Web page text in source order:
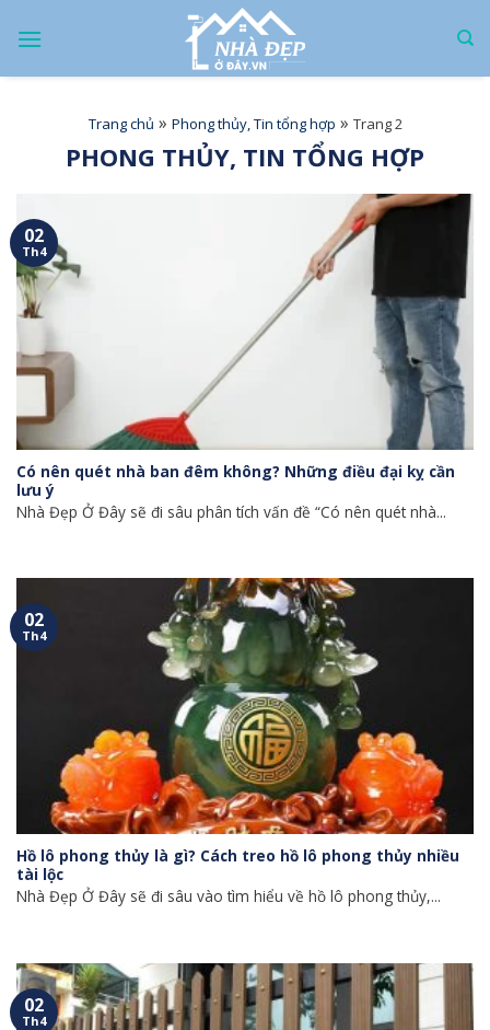
Trang chủ » Phong thủy, Tin tổng hợp » Trang 2
PHONG THỦY, TIN TỔNG HỢP
Có nên quét nhà ban đêm không? Những điều đại kỵ cần
lưu ý
Nhà Đẹp Ở Đây sẽ đi sâu phân tích vấn đề “Có nên quét nhà...
02
Th4
Hồ lô phong thủy là gì? Cách treo hồ lô phong thủy nhiều
tài lộc
Nhà Đẹp Ở Đây sẽ đi sâu vào tìm hiểu về hồ lô phong thủy,...
02
Th4
02
Th4